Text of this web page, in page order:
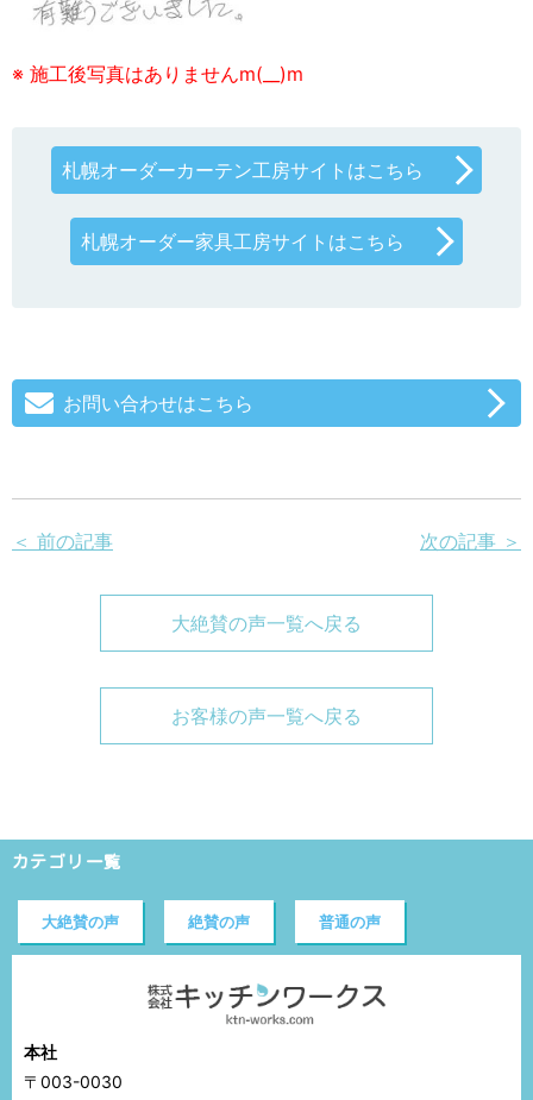
※ 施工後写真はありませんm(__)m
札幌オーダーカーテン工房サイトはこちら
札幌オーダー家具工房サイトはこちら
お問い合わせはこちら
＜ 前の記事 次の記事 ＞
大絶賛の声一覧へ戻る
お客様の声一覧へ戻る
カテゴリ一覧
大絶賛の声 絶賛の声 普通の声
本社
〒003-0030